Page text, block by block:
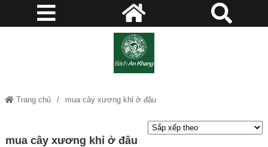
Trang chủ mua cây xương khỉ ở đâu
mua cây xương khỉ ở đâu